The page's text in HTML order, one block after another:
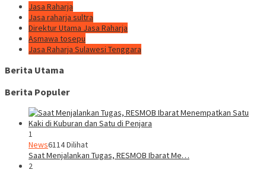
Jasa Raharja
Jasa raharja sultra
Direktur Utama Jasa Raharja
Asmawa tosepu
Jasa Raharja Sulawesi Tenggara
Berita Utama
Berita Populer
1
News6114 Dilihat
Saat Menjalankan Tugas, RESMOB Ibarat Me…
2